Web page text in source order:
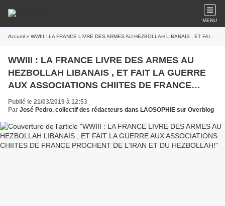
MENU
Accueil » WWIII : LA FRANCE LIVRE DES ARMES AU HEZBOLLAH LIBANAIS , ET FAIT LA GUERRE AUX ASSOCIATIONS CHIITES DE FRANCE PROCHENT DE L'IRAN ET DU HEZBOLLAH!
WWIII : LA FRANCE LIVRE DES ARMES AU
HEZBOLLAH LIBANAIS , ET FAIT LA GUERRE
AUX ASSOCIATIONS CHIITES DE FRANCE
PROCHENT DE L'IRAN ET DU HEZBOLLAH!
Publié le 21/03/2019 à 12:53
Par José Pedro, collectif des rédacteurs dans LAOSOPHIE sur Overblog